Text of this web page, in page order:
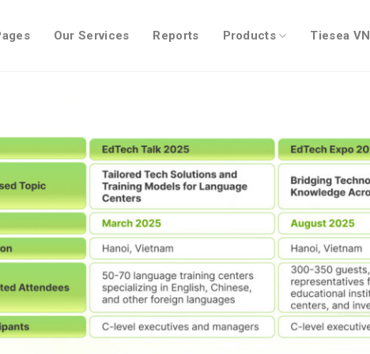
Our Services Reports Products Tiesea VN